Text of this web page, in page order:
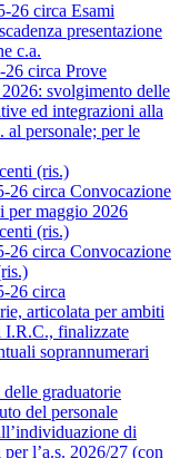
26 circa Esami
presentazione
c.a.
26 circa Prove
svolgimento delle
ed integrazioni alla
personale; per le
(ris.)
26 circa Convocazione
per maggio 2026
(ris.)
26 circa Convocazione
26 circa
articolata per ambiti
I.R.C., finalizzate
soprannumerari
graduatorie
del personale
di
l’a.s. 2026/27 (con